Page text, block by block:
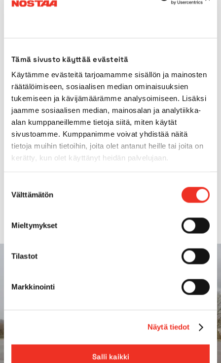
Tämä sivusto käyttää evästeitä
Käytämme evästeitä tarjoamamme sisällön ja mainosten
räätälöimiseen, sosiaalisen median ominaisuuksien
tukemiseen ja kävijämäärämme analysoimiseen. Lisäksi
jaamme sosiaalisen median, mainosalan ja analytiikka-
alan kumppaneillemme tietoja siitä, miten käytät
sivustoamme. Kumppanimme voivat yhdistää näitä
tietoja muihin tietoihin, joita olet antanut heille tai joita on
kerätty, kun olet käyttänyt heidän palvelujaan.
valinta
Välttämätön
Mieltymykset
Tilastot
Markkinointi
Näytä tiedot
Salli kaikki
Main boom type Telescopic
Travel speed 80km/h
Operational weight 60t
Transport width